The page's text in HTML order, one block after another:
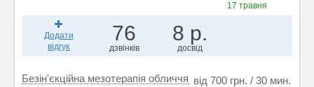
17 травня
Додати
відгук
76
дзвінків
8 р.
досвід
Безін'єкційна мезотерапія обличчя від 700 грн. / 30 мин.